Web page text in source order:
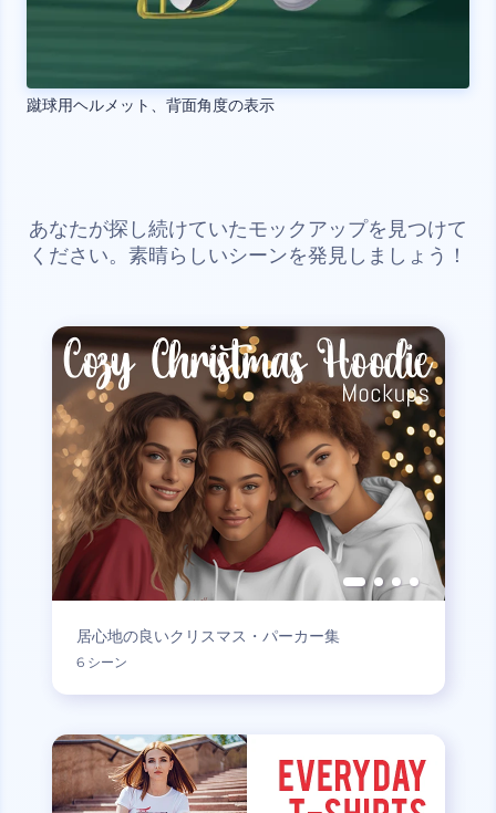
蹴球用ヘルメット、背面角度の表示
あなたが探し続けていたモックアップを見つけて
ください。素晴らしいシーンを発見しましょう！
居心地の良いクリスマス・パーカー集
6 シーン